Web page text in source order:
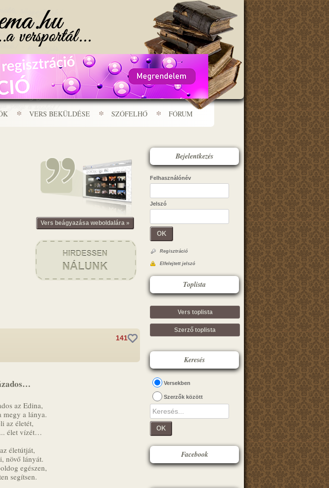
VERS BEKÜLDÉSE SZÓFELHŐ FÓRUM
Vers beágyazása weboldalára »
141
az Edina,
megy a lánya.
az életét,
élet vízét…
életútját,
növő lányát.
egészen,
segítsen.
Bejelentkezés
Felhasználónév
Jelszó
OK
Regisztráció
Elfelejtett jelszó
Toplista
Vers toplista
Szerző toplista
Keresés
Versekben
Szerzők között
OK
Facebook